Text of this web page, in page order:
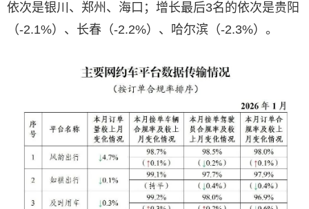
依次是银川、郑州、海口；增长最后3名的依次是贵阳
（-2.1%）、长春（-2.2%）、哈尔滨（-2.3%）。